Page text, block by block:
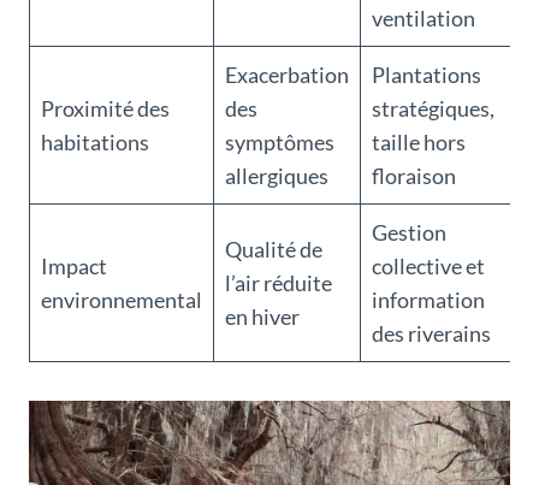
ventilation
Proximité des
habitations
Exacerbation
des
symptômes
allergiques
Plantations
stratégiques,
taille hors
floraison
Impact
environnemental
Qualité de
l’air réduite
en hiver
Gestion
collective et
information
des riverains